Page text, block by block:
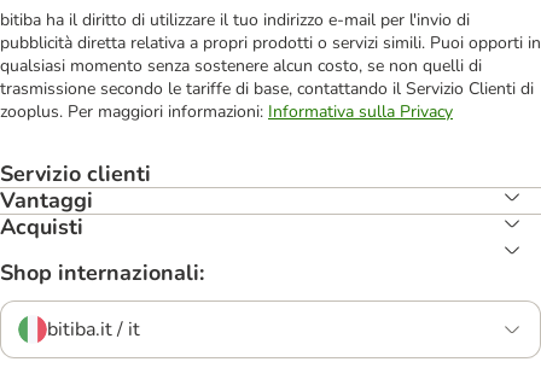
bitiba ha il diritto di utilizzare il tuo indirizzo e-mail per l'invio di
pubblicità diretta relativa a propri prodotti o servizi simili. Puoi opporti in
qualsiasi momento senza sostenere alcun costo, se non quelli di
trasmissione secondo le tariffe di base, contattando il Servizio Clienti di
zooplus. Per maggiori informazioni: Informativa sulla Privacy
Servizio clienti
Vantaggi
Acquisti
Shop internazionali:
bitiba.it / it